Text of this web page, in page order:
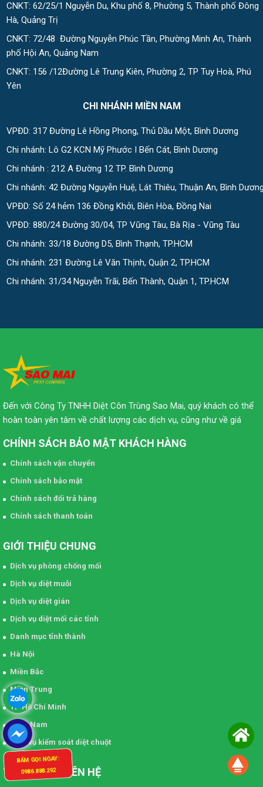
CNKT: 62/25/1 Nguyễn Du, Khu phố 8, Phường 5, Thành phố Đông
Hà, Quảng Trị
CNKT: 72/48 Đường Nguyễn Phúc Tần, Phường Minh An, Thành
phố Hội An, Quảng Nam
CNKT: 156 /12Đường Lê Trung Kiên, Phường 2, TP Tuy Hoà, Phú
Yên
CHI NHÁNH MIỀN NAM
VPĐD: 317 Đường Lê Hồng Phong, Thủ Dầu Một, Bình Dương
Chi nhánh: Lô G2 KCN Mỹ Phước I Bến Cát, Bình Dương
Chi nhánh : 212 A Đường 12 TP. Bình Dương
Chi nhánh: 42 Đường Nguyễn Huệ, Lát Thiêu, Thuận An, Bình
VPĐD: Số 24 hẻm 136 Đồng Khởi, Biên Hòa, Đồng Nai
VPĐD: 880/24 Đường 30/04, TP Vũng Tàu, Bà Rịa - Vũng Tàu
Chi nhánh: 33/18 Đường D5, Bình Thạnh, TP.HCM
Chi nhánh: 231 Đường Lê Văn Thịnh, Quận 2, TP.HCM
Chi nhánh: 31/34 Nguyễn Trãi, Bến Thành, Quận 1, TP.HCM
Đến với Công Ty TNHH Diệt Côn Trùng Sao Mai, quý khách có thể
hoàn toàn yên tâm về chất lượng các dịch vụ, cũng như về giá
CHÍNH SÁCH BẢO MẬT KHÁCH HÀNG
Chính sách vận chuyển
Chính sách bảo mật
Chính sách đổi trả hàng
Chính sách thanh toán
GIỚI THIỆU CHUNG
Dịch vụ phòng chống mối
Dịch vụ diệt muỗi
Dịch vụ diệt gián
Dịch vụ diệt mối các tỉnh
Danh mục tỉnh thành
Hà Nội
Miền Bắc
Miền Trung
TP Hồ Chí Minh
Miền Nam
Dịch vụ kiểm soát diệt chuột
THÔNG TIN LIÊN HỆ
BẤM GỌI NGAY:
0986.888.292